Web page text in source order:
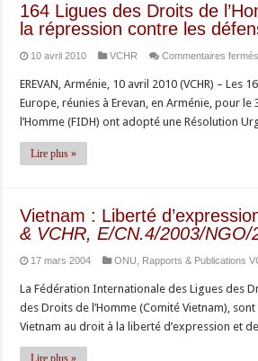
164 Ligues des Droits de
la répression contre les
10 avril 2010 VCHR Commentaires fermés
EREVAN, Arménie, 10 avril 2010 (VCHR) –
Europe, réunies à Erevan, en Arménie, pour
l’Homme (FIDH) ont adopté une Résolution
Lire plus »
Vietnam : Liberté
& VCHR, E/CN.4/2003/NGO/
17 mars 2004 ONU Rapports & Publications
La Fédération Internationale des Ligues des
des Droits de l’Homme (Comité Vietnam),
Vietnam au droit à la liberté d’expression et
Lire plus »